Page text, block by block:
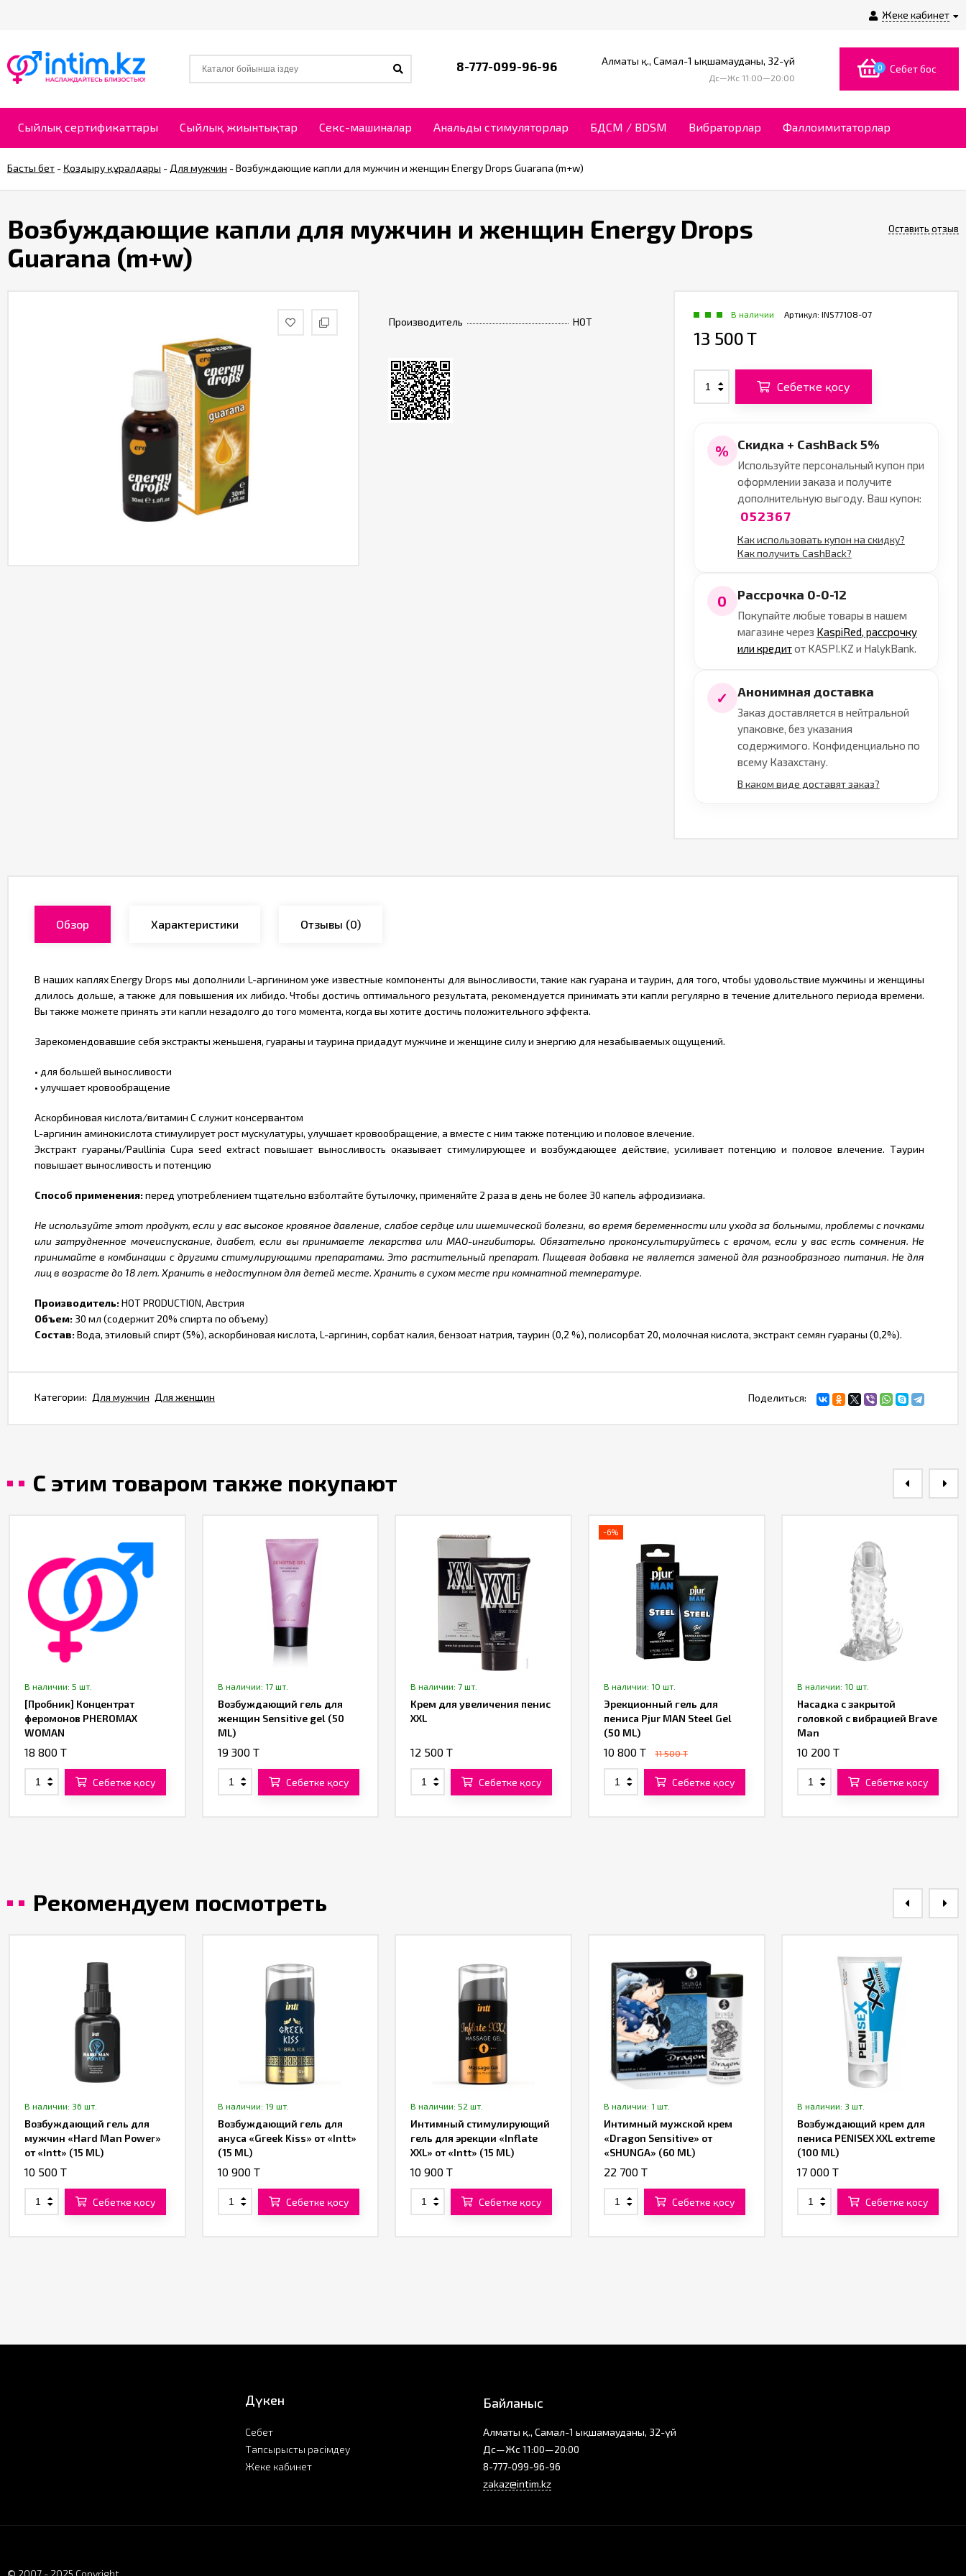
Жеке кабинет
8-777-099-96-96 Алматы қ., Самал-1 ықшамауданы, 32-үй
Дс—Жс 11:00—20:00
0 Себет бос
Сыйлық сертификаттары Сыйлық жиынтықтар Секс-машиналар Анальды стимуляторлар БДСМ / BDSM Вибраторлар Фаллоимитаторлар
Басты бет - Қоздыру құралдары - Для мужчин -Возбуждающие капли для мужчин и женщин Energy Drops Guarana (m+w)
Возбуждающие капли для мужчин и женщин Energy Drops
Guarana (m+w)
Оставить отзыв
Производитель HOT
Артикул: INS77108-07
В наличии
13 500 T
Себетке қосу
% Скидка + CashBack 5%
Используйте персональный купон при
оформлении заказа и получите
дополнительную выгоду. Ваш купон:
052367
Как использовать купон на скидку?
Как получить CashBack?
0 Рассрочка 0-0-12
Покупайте любые товары в нашем
магазине через KaspiRed, рассрочку
или кредитот KASPI.KZ и HalykBank.
✓ Анонимная доставка
Заказ доставляется в нейтральной
упаковке, без указания
содержимого. Конфиденциально по
всему Казахстану.
В каком виде доставят заказ?
Обзор Характеристики Отзывы (0)
В наших каплях Energy Drops мы дополнили L-аргинином уже известные компоненты для выносливости, такие как гуарана и таурин, для того, чтобы удовольствие мужчины и женщины
длилось дольше, а также для повышения их либидо. Чтобы достичь оптимального результата, рекомендуется принимать эти капли регулярно в течение длительного периода времени.
Вы также можете принять эти капли незадолго до того момента, когда вы хотите достичь положительного эффекта.
Зарекомендовавшие себя экстракты женьшеня, гуараны и таурина придадут мужчине и женщине силу и энергию для незабываемых ощущений.
• для большей выносливости
• улучшает кровообращение
Аскорбиновая кислота/витамин C служит консервантом
L-аргинин аминокислота стимулирует рост мускулатуры, улучшает кровообращение, а вместе с ним также потенцию и половое влечение.
Экстракт гуараны/Paullinia Cupa seed extract повышает выносливость оказывает стимулирующее и возбуждающее действие, усиливает потенцию и половое влечение. Таурин
повышает выносливость и потенцию
Способ применения:перед употреблением тщательно взболтайте бутылочку, применяйте 2 раза в день не более 30 капель афродизиака.
Не используйте этот продукт, если у вас высокое кровяное давление, слабое сердце или ишемической болезни, во время беременности или ухода за больными, проблемы с почками
или затрудненное мочеиспускание, диабет, если вы принимаете лекарства или МАО-ингибиторы. Обязательно проконсультируйтесь с врачом, если у вас есть сомнения. Не
принимайте в комбинации с другими стимулирующими препаратами. Это растительный препарат. Пищевая добавка не является заменой для разнообразного питания. Не для
лиц в возрасте до 18 лет. Хранить в недоступном для детей месте. Хранить в сухом месте при комнатной температуре.
Производитель:HOT PRODUCTION, Австрия
Объем: 30 мл (содержит 20% спирта по объему)
Состав:Вода, этиловый спирт (5%), аскорбиновая кислота, L-аргинин, сорбат калия, бензоат натрия, таурин (0,2 %), полисорбат 20, молочная кислота, экстракт семян гуараны (0,2%).
Поделиться:
Категории: Для мужчин Для женщин
С этим товаром также покупают
В наличии: 5 шт.
[Пробник] Концентрат
феромонов PHEROMAX
WOMAN
18 800 T
Себетке қосу
В наличии: 17 шт.
Возбуждающий гель для
женщин Sensitive gel (50
ML)
19 300 T
Себетке қосу
В наличии: 7 шт.
Крем для увеличения пенис
XXL
12 500 T
Себетке қосу
-6%
В наличии: 10 шт.
Эрекционный гель для
пениса Pjur MAN Steel Gel
(50 ML)
10 800 T 11 500 T
Себетке қосу
В наличии: 10 шт.
Насадка с закрытой
головкой с вибрацией Brave
Man
10 200 T
Себетке қосу
Рекомендуем посмотреть
В наличии: 36 шт.
Возбуждающий гель для
мужчин «Hard Man Power»
от «Intt» (15 ML)
10 500 T
Себетке қосу
В наличии: 19 шт.
Возбуждающий гель для
ануса «Greek Kiss» от «Intt»
(15 ML)
10 900 T
Себетке қосу
В наличии: 52 шт.
Интимный стимулирующий
гель для эрекции «Inflate
XXL» от «Intt» (15 ML)
10 900 T
Себетке қосу
В наличии: 1 шт.
Интимный мужской крем
«Dragon Sensitive» от
«SHUNGA» (60 ML)
22 700 T
Себетке қосу
В наличии: 3 шт.
Возбуждающий крем для
пениса PENISEX XXL extreme
(100 ML)
17 000 T
Себетке қосу
Дүкен
Себет
Тапсырысты рәсімдеу
Жеке кабинет
Байланыс
Алматы қ., Самал-1 ықшамауданы, 32-үй
Дс—Жс 11:00—20:00
8-777-099-96-96
zakaz@intim.kz
© 2007 - 2025 Copyright